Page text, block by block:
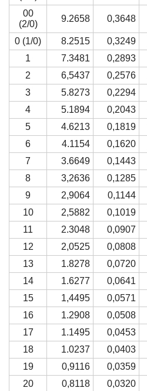
00
(2/0)
9.2658 0,3648
0 (1/0) 8.2515 0,3249
1
7.3481 0,2893
2
6,5437 0,2576
3
5.8273 0,2294
4
5.1894 0,2043
5
4.6213 0,1819
6
4.1154 0,1620
7
3.6649 0,1443
8
3,2636 0,1285
9
2,9064 0,1144
10
2,5882 0,1019
11
2.3048 0,0907
12
2,0525 0,0808
13
1.8278 0,0720
14
1.6277 0,0641
15
1,4495 0,0571
16
1.2908 0,0508
17
1.1495 0,0453
18
1.0237 0,0403
19
0,9116 0,0359
20
0,8118 0,0320